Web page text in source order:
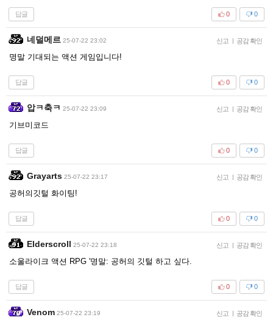
답글 0
0
네덜메르 25-07-22 23:02 신고 | 공감 확인
명말 기대되는 액션 게임입니다!
답글 0
0
압ㅋ축ㅋ 25-07-22 23:09 신고 | 공감 확인
기브미코드
답글 0
0
Grayarts 25-07-22 23:17 신고 | 공감 확인
공허의깃털 화이팅!
답글 0
0
Elderscroll 25-07-22 23:18 신고 | 공감 확인
소울라이크 액션 RPG '명말: 공허의 깃털 하고 싶다.
답글 0
0
Venom 25-07-22 23:19 신고 | 공감 확인